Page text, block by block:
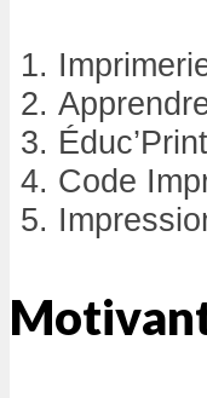
Éduc’Print
Code